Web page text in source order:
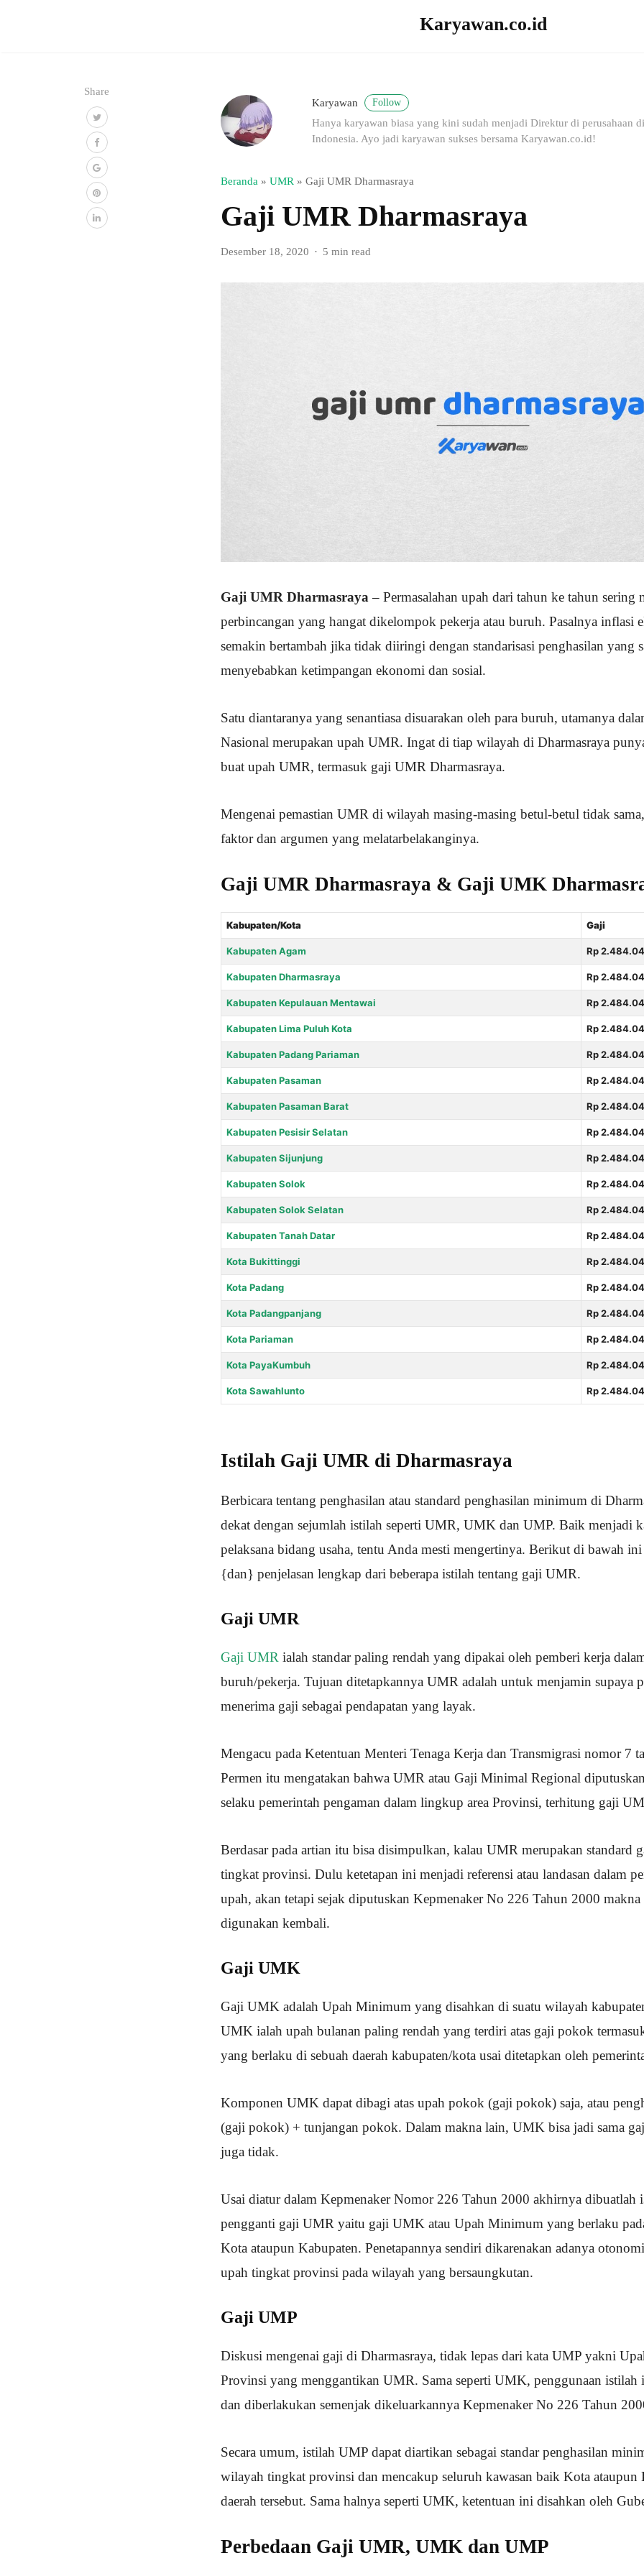
Karyawan.co.id
Share
Karyawan Follow
Hanya karyawan biasa yang kini sudah menjadi Direktur di perusahaan
Indonesia. Ayo jadi karyawan sukses bersama Karyawan.co.id!
Beranda » UMR » Gaji UMR Dharmasraya
Gaji UMR Dharmasraya
Desember 18, 2020 5 min read
Gaji UMR Dharmasraya – Permasalahan upah dari tahun ke tahun sering
perbincangan yang hangat dikelompok pekerja atau buruh. Pasalnya inflasi
semakin bertambah jika tidak diiringi dengan standarisasi penghasilan yang
menyebabkan ketimpangan ekonomi dan sosial.
Satu diantaranya yang senantiasa disuarakan oleh para buruh, utamanya
Nasional merupakan upah UMR. Ingat di tiap wilayah di Dharmasraya
buat upah UMR, termasuk gaji UMR Dharmasraya.
Mengenai pemastian UMR di wilayah masing-masing betul-betul tidak
faktor dan argumen yang melatarbelakanginya.
Gaji UMR Dharmasraya & Gaji UMK
Kabupaten/Kota Gaji
Kabupaten Agam Rp
Kabupaten Dharmasraya Rp
Kabupaten Kepulauan Mentawai Rp
Kabupaten Lima Puluh Kota Rp
Kabupaten Padang Pariaman Rp
Kabupaten Pasaman Rp
Kabupaten Pasaman Barat Rp
Kabupaten Pesisir Selatan Rp
Kabupaten Sijunjung Rp
Kabupaten Solok Rp
Kabupaten Solok Selatan Rp
Kabupaten Tanah Datar Rp
Kota Bukittinggi Rp
Kota Padang Rp
Kota Padangpanjang Rp
Kota Pariaman Rp
Kota PayaKumbuh Rp
Kota Sawahlunto Rp
Istilah Gaji UMR di Dharmasraya
Berbicara tentang penghasilan atau standard penghasilan minimum di
dekat dengan sejumlah istilah seperti UMR, UMK dan UMP. Baik menjadi
pelaksana bidang usaha, tentu Anda mesti mengertinya. Berikut di bawah ini
{dan} penjelasan lengkap dari beberapa istilah tentang gaji UMR.
Gaji UMR
Gaji UMR ialah standar paling rendah yang dipakai oleh pemberi kerja
buruh/pekerja. Tujuan ditetapkannya UMR adalah untuk menjamin supaya
menerima gaji sebagai pendapatan yang layak.
Mengacu pada Ketentuan Menteri Tenaga Kerja dan Transmigrasi nomor 7
Permen itu mengatakan bahwa UMR atau Gaji Minimal Regional
selaku pemerintah pengaman dalam lingkup area Provinsi, terhitung gaji
Berdasar pada artian itu bisa disimpulkan, kalau UMR merupakan standard
tingkat provinsi. Dulu ketetapan ini menjadi referensi atau landasan dalam
upah, akan tetapi sejak diputuskan Kepmenaker No 226 Tahun 2000
digunakan kembali.
Gaji UMK
Gaji UMK adalah Upah Minimum yang disahkan di suatu wilayah
UMK ialah upah bulanan paling rendah yang terdiri atas gaji pokok
yang berlaku di sebuah daerah kabupaten/kota usai ditetapkan oleh
Komponen UMK dapat dibagi atas upah pokok (gaji pokok) saja, atau
(gaji pokok) + tunjangan pokok. Dalam makna lain, UMK bisa jadi sama
juga tidak.
Usai diatur dalam Kepmenaker Nomor 226 Tahun 2000 akhirnya dibuatlah
pengganti gaji UMR yaitu gaji UMK atau Upah Minimum yang berlaku
Kota ataupun Kabupaten. Penetapannya sendiri dikarenakan adanya
upah tingkat provinsi pada wilayah yang bersaungkutan.
Gaji UMP
Diskusi mengenai gaji di Dharmasraya, tidak lepas dari kata UMP yakni
Provinsi yang menggantikan UMR. Sama seperti UMK, penggunaan istilah
dan diberlakukan semenjak dikeluarkannya Kepmenaker No 226 Tahun
Secara umum, istilah UMP dapat diartikan sebagai standar penghasilan
wilayah tingkat provinsi dan mencakup seluruh kawasan baik Kota ataupun
daerah tersebut. Sama halnya seperti UMK, ketentuan ini disahkan oleh
Perbedaan Gaji UMR, UMK dan UMP